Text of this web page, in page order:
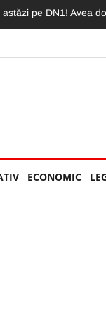
autoutilitară au fost
ECONOMIC